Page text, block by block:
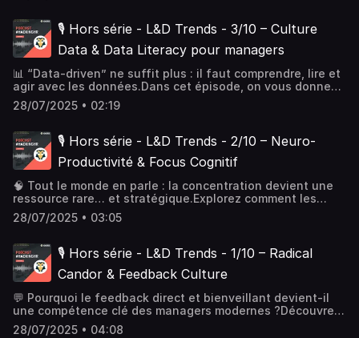
🎙️ Hors série - L&D Trends - 3/10 – Culture
Data & Data Literacy pour managers
📊 “Data-driven” ne suffit plus : il faut comprendre, lire et
agir avec les données.Dans cet épisode, on vous donne
les clés pour former des managers vraiment à l’aise avec
les chiffres, les signaux faibles… et les bonnes décisions.
28/07/2025 • 02:19
🎙️ Hors série - L&D Trends - 2/10 – Neuro-
Productivité & Focus Cognitif
🧠 Tout le monde en parle : la concentration devient une
ressource rare… et stratégique.Explorez comment les
neurosciences permettent aux managers de reprendre le
contrôle de leur attention, de leur énergie et de leur
📚 À lire : Deep Work – Cal Newport.
28/07/2025 • 03:05
🎙️ Hors série - L&D Trends - 1/10 – Radical
Candor & Feedback Culture
💬 Pourquoi le feedback direct et bienveillant devient-il
une compétence clé des managers modernes ?Découvrez
le Radical Candor : un art managérial venu de la Silicon
28/07/2025 • 04:08